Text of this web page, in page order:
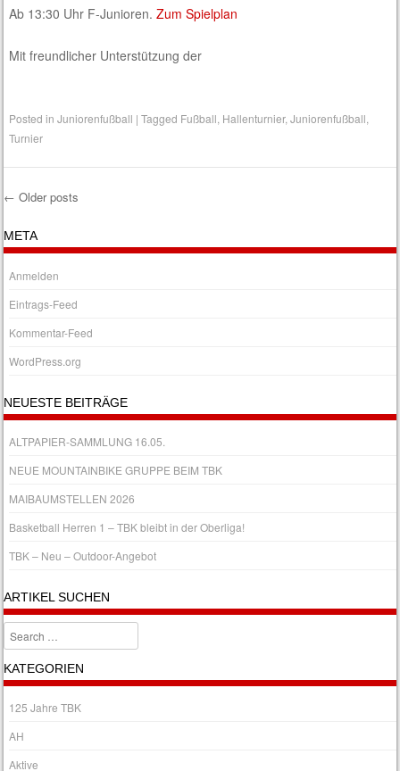
Ab 13:30 Uhr F-Junioren.Zum Spielplan
Mit freundlicher Unterstützung der
Posted inJuniorenfußball |Tagged Fußball Hallenturnier,Juniorenfußball
Turnier
Post navigation
← Older posts
META
Anmelden
Eintrags-Feed
Kommentar-Feed
WordPress.org
NEUESTE BEITRÄGE
ALTPAPIER-SAMMLUNG 16.05.
NEUE MOUNTAINBIKE GRUPPE BEIM TBK
MAIBAUMSTELLEN 2026
Basketball Herren 1 – TBK bleibt in der Oberliga!
TBK – Neu – Outdoor-Angebot
ARTIKEL SUCHEN
Search
KATEGORIEN
125 Jahre TBK
AH
Aktive